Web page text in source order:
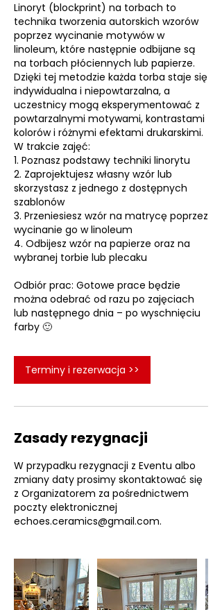
Linoryt (blockprint) na torbach to
technika tworzenia autorskich wzorów
poprzez wycinanie motywów w
linoleum, które następnie odbijane są
na torbach płóciennych lub papierze.
Dzięki tej metodzie każda torba staje się
indywidualna i niepowtarzalna, a
uczestnicy mogą eksperymentować z
powtarzalnymi motywami, kontrastami
kolorów i różnymi efektami drukarskimi.
W trakcie zajęć:
1. Poznasz podstawy techniki linorytu
2. Zaprojektujesz własny wzór lub
skorzystasz z jednego z dostępnych
szablonów
3. Przeniesiesz wzór na matrycę poprzez
wycinanie go w linoleum
4. Odbijesz wzór na papierze oraz na
wybranej torbie lub plecaku
Odbiór prac: Gotowe prace będzie
można odebrać od razu po zajęciach
lub następnego dnia – po wyschnięciu
Terminy i rezerwacja >>
Zasady rezygnacji
W przypadku rezygnacji z Eventu albo
zmiany daty prosimy skontaktować się
z Organizatorem za pośrednictwem
poczty elektronicznej
echoes.ceramics@gmail.com.